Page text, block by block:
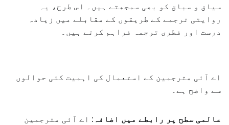
سیاق و سباق کو بھی سمجھتے ہیں۔ اس طرح، یہ
روایتی ترجمے کے طریقوں کے مقابلے میں زیادہ
درست اور فطری ترجمہ فراہم کرتے ہیں۔
اے آئی مترجمین کے استعمال کی اہمیت کئی حوالوں
سے واضح ہے۔
عالمی سطح پر رابطے میں اضافہ: اے آئی مترجمین